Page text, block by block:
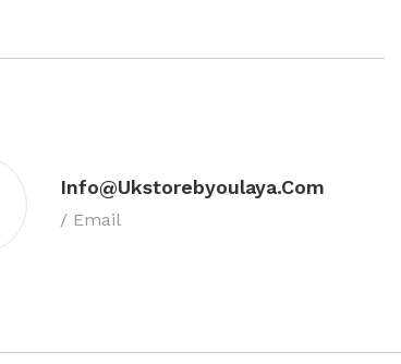
Info@ukstorebyoulaya.com
/ Email